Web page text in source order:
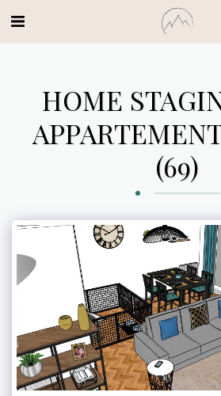
HOME
(69)